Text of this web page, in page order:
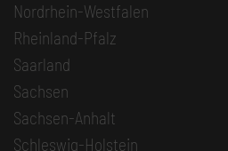
Nordrhein-Westfalen
Rheinland-Pfalz
Saarland
Sachsen
Sachsen-Anhalt
Schleswig-Holstein